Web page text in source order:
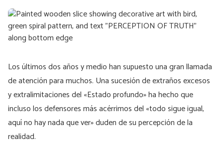
Los últimos dos años y medio han supuesto una gran llamada
de atención para muchos. Una sucesión de extraños excesos
y extralimitaciones del «Estado profundo» ha hecho que
incluso los defensores más acérrimos del «todo sigue igual,
aquí no hay nada que ver» duden de su percepción de la
realidad.